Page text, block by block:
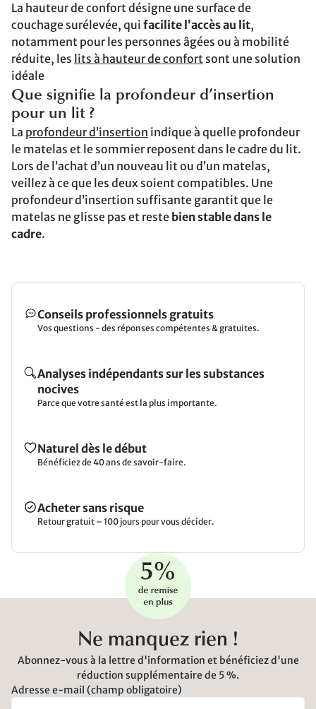
La hauteur de confort désigne une surface de
couchage surélevée, qui facilite l’accès au lit,
notamment pour les personnes âgées ou à mobilité
réduite, les lits à hauteur de confort sont une solution
idéale
Que signifie la profondeur d’insertion
pour un lit ?
La profondeur d’insertion indique à quelle profondeur
le matelas et le sommier reposent dans le cadre du lit.
Lors de l’achat d’un nouveau lit ou d’un matelas,
veillez à ce que les deux soient compatibles. Une
profondeur d’insertion suffisante garantit que le
matelas ne glisse pas et reste bien stable dans le
cadre.
Conseils professionnels gratuits
Vos questions - des réponses compétentes & gratuites.
Analyses indépendants sur les substances
nocives
Parce que votre santé est la plus importante.
Naturel dès le début
Bénéficiez de 40 ans de savoir-faire.
Acheter sans risque
Retour gratuit – 100 jours pour vous décider.
Ne manquez rien !
Abonnez-vous à la lettre d'information et bénéficiez d'une
réduction supplémentaire de 5 %.
Adresse e-mail (champ obligatoire)